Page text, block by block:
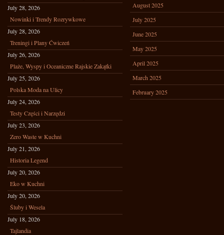
July 28, 2026
Nowinki i Trendy Rozrywkowe
July 28, 2026
Treningi i Plany Ćwiczeń
July 26, 2026
Plaże, Wyspy i Oceaniczne Rajskie Zakątki
July 25, 2026
Polska Moda na Ulicy
July 24, 2026
Testy Części i Narzędzi
July 23, 2026
Zero Waste w Kuchni
July 21, 2026
Historia Legend
July 20, 2026
Eko w Kuchni
July 20, 2026
Śluby i Wesela
July 18, 2026
Tajlandia
August 2025
July 2025
June 2025
May 2025
April 2025
March 2025
February 2025